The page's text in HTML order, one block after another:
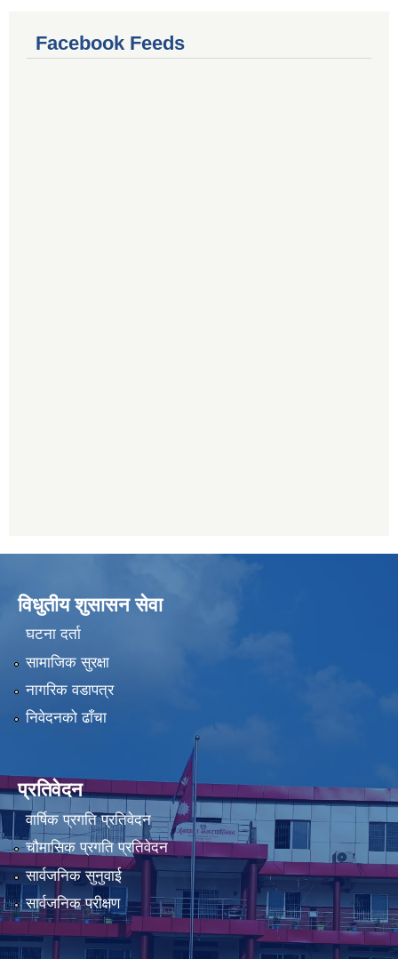
Facebook Feeds
विधुतीय शुसासन सेवा
घटना दर्ता
सामाजिक सुरक्षा
नागरिक वडापत्र
निवेदनको ढाँचा
प्रतिवेदन
वार्षिक प्रगति प्रतिवेदन
चौमासिक प्रगति प्रतिवेदन
सार्वजनिक सुनुवाई
सार्वजनिक परीक्षण